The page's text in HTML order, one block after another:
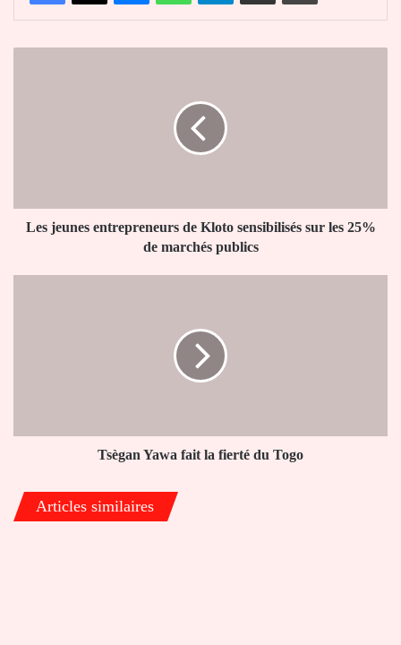
25%
Les jeunes entrepreneurs de Kloto sensibilisés sur les 25%
de marchés publics
Tsègan Yawa fait la fierté du Togo
Articles similaires